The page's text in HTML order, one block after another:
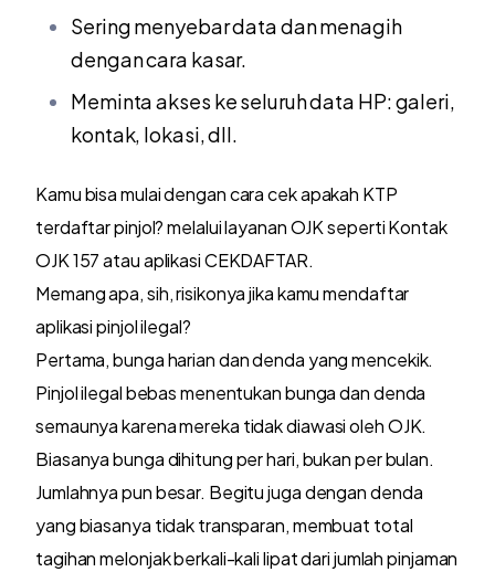
Sering menyebar data dan menagih
dengan cara kasar.
Meminta akses ke seluruh data HP: galeri,
kontak, lokasi, dll.
Kamu bisa mulai dengan cara cek apakah KTP
terdaftar pinjol? melalui layanan OJK seperti Kontak
OJK 157 atau aplikasi CEKDAFTAR.
Memang apa, sih, risikonya jika kamu mendaftar
aplikasi pinjol ilegal?
Pertama, bunga harian dan denda yang mencekik.
Pinjol ilegal bebas menentukan bunga dan denda
semaunya karena mereka tidak diawasi oleh OJK.
Biasanya bunga dihitung per hari, bukan per bulan.
Jumlahnya pun besar. Begitu juga dengan denda
yang biasanya tidak transparan, membuat total
tagihan melonjak berkali-kali lipat dari jumlah pinjaman